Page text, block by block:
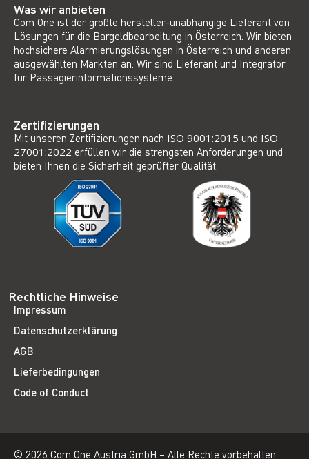
Was wir anbieten
Com One ist der größte hersteller-unabhängige Lieferant von
Lösungen für die Bargeldbearbeitung in Österreich. Wir bieten
hochsichere Alarmierungslösungen in Österreich und anderen
ausgewählten Märkten an. Wir sind Lieferant und Integrator
für Passagierinformationssysteme.
Zertifizierungen
Mit unseren Zertifizierungen nach ISO 9001:2015 und ISO
27001:2022 erfüllen wir die strengsten Anforderungen und
bieten Ihnen die Sicherheit geprüfter Qualität.
Rechtliche Hinweise
Impressum
Datenschutzerklärung
AGB
Lieferbedingungen
Code of Conduct
© 2026 Com One Austria GmbH – Alle Rechte vorbehalten